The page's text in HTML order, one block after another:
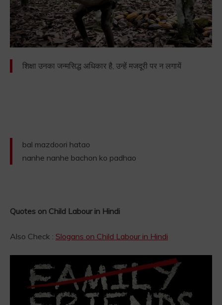
शिक्षा उनका जन्मसिद्ध अधिकार है, उन्हें मजदूरी पर न लगायें
bal mazdoori hatao
nanhe nanhe bachon ko padhao
Quotes on Child Labour in Hindi
Also Check : Slogans on Child Labour in Hindi